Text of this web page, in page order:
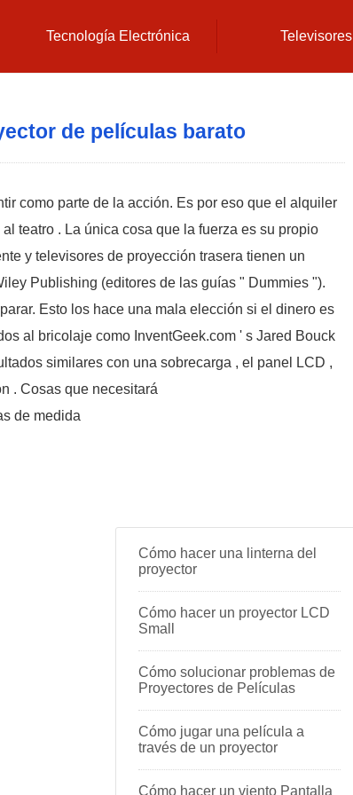
Tecnología Electrónica Televisores
de películas barato
como parte de la acción. Es por eso que el alquiler
teatro . La única cosa que la fuerza es su propio
y televisores de proyección trasera tienen un
Publishing (editores de las guías " Dummies ").
Esto los hace una mala elección si el dinero es
al bricolaje como InventGeek.com ' s Jared Bouck
similares con una sobrecarga , el panel LCD ,
. Cosas que necesitará
de medida
Cómo hacer una linterna del
proyector
Cómo hacer un proyector LCD
Small
Cómo solucionar problemas de
Proyectores de Películas
Cómo jugar una película a
través de un proyector
Cómo hacer un viento Pantalla